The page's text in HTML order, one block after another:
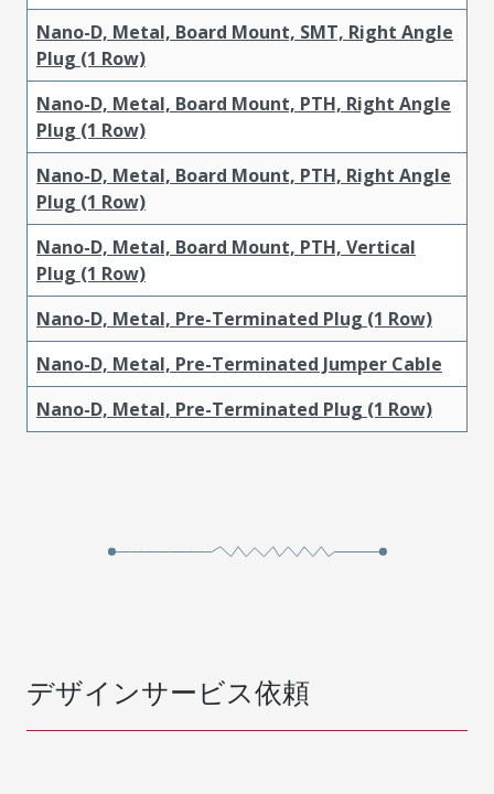
Nano-D, Metal, Board Mount, SMT, Right Angle
Plug (1 Row)
Nano-D, Metal, Board Mount, PTH, Right Angle
Plug (1 Row)
Nano-D, Metal, Board Mount, PTH, Right Angle
Plug (1 Row)
Nano-D, Metal, Board Mount, PTH, Vertical
Plug (1 Row)
Nano-D, Metal, Pre-Terminated Plug (1 Row)
Nano-D, Metal, Pre-Terminated Jumper Cable
Nano-D, Metal, Pre-Terminated Plug (1 Row)
デザインサービス依頼